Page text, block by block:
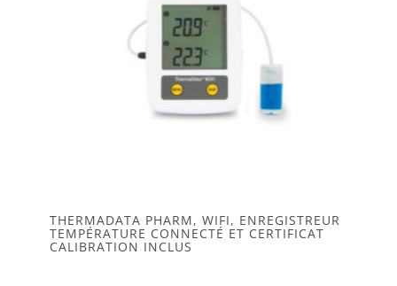
THERMADATA PHARM, WIFI, ENREGISTREUR
TEMPÉRATURE CONNECTÉ ET CERTIFICAT
CALIBRATION INCLUS